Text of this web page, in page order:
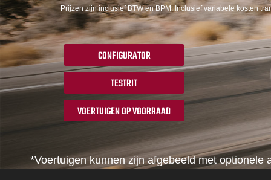
Prijzen zijn inclusief BTW en BPM. Inclusief variabele kosten
CONFIGURATOR
TESTRIT
VOERTUIGEN OP VOORRAAD
*Voertuigen kunnen zijn afgebeeld met optionele